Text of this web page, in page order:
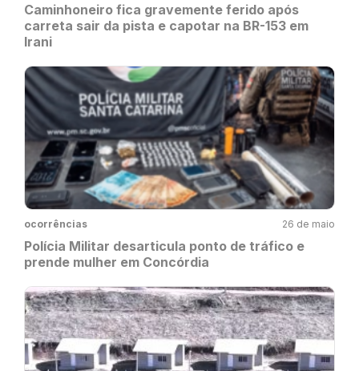
Caminhoneiro fica gravemente ferido após
carreta sair da pista e capotar na BR-153 em
Irani
ocorrências 26 de maio
Polícia Militar desarticula ponto de tráfico e
prende mulher em Concórdia